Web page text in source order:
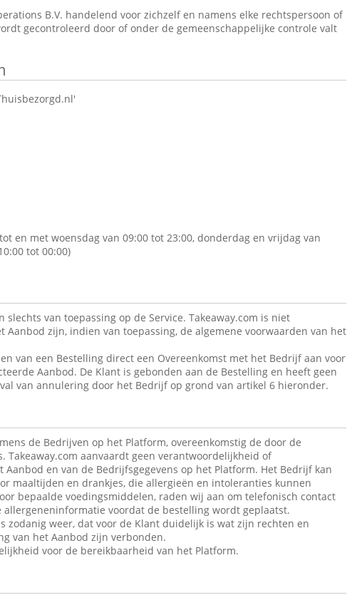
B.V. handelend voor zichzelf en namens elke rechtspersoon of
gecontroleerd door of onder de gemeenschappelijke controle valt
en met woensdag van 09:00 tot 23:00, donderdag en vrijdag van
tot 00:00)
slechts van toepassing op de Service. Takeaway.com is niet
zijn, indien van toepassing, de algemene voorwaarden van het
van een Bestelling direct een Overeenkomst met het Bedrijf aan voor
Aanbod. De Klant is gebonden aan de Bestelling en heeft geen
van annulering door het Bedrijf op grond van artikel 6 hieronder.
de Bedrijven op het Platform, overeenkomstig de door de
Takeaway.com aanvaardt geen verantwoordelijkheid of
en van de Bedrijfsgegevens op het Platform. Het Bedrijf kan
maaltijden en drankjes, die allergieën en intoleranties kunnen
bepaalde voedingsmiddelen, raden wij aan om telefonisch contact
voordat de bestelling wordt geplaatst.
zodanig weer, dat voor de Klant duidelijk is wat zijn rechten en
van het Aanbod zijn verbonden.
voor de bereikbaarheid van het Platform.